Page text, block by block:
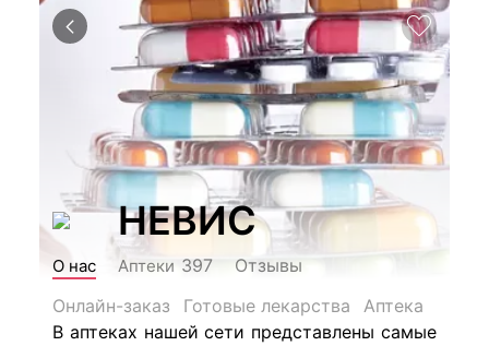
НЕВИС
О нас Аптеки 397
Отзывы
Онлайн-заказ
Готовые лекарства
Аптека
В аптеках нашей сети представлены самые